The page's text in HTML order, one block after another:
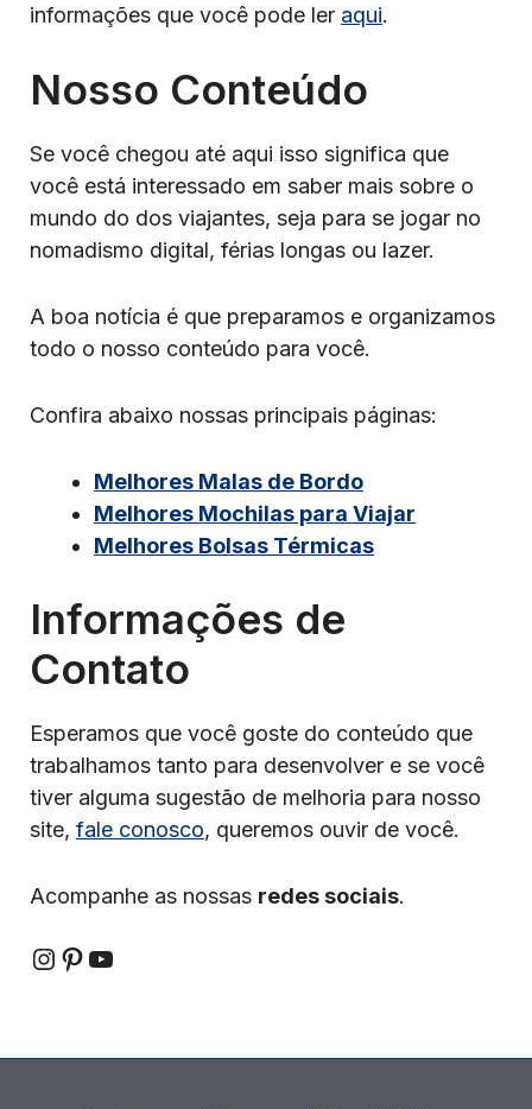
informações que você pode ler aqui.
Nosso Conteúdo
Se você chegou até aqui isso significa que
você está interessado em saber mais sobre o
mundo do dos viajantes, seja para se jogar no
nomadismo digital, férias longas ou lazer.
A boa notícia é que preparamos e organizamos
todo o nosso conteúdo para você.
Confira abaixo nossas principais páginas:
Melhores Malas de Bordo
Melhores Mochilas para Viajar
Melhores Bolsas Térmicas
Informações de
Contato
Esperamos que você goste do conteúdo que
trabalhamos tanto para desenvolver e se você
tiver alguma sugestão de melhoria para nosso
site, fale conosco, queremos ouvir de você.
Acompanhe as nossas redes sociais.
Instagram
Pinterest
YouTube